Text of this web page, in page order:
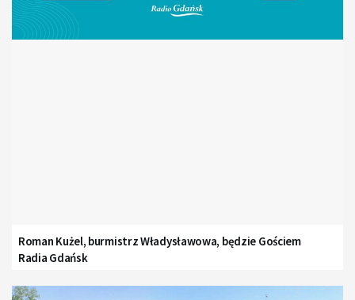
Roman Kużel, burmistrz Władysławowa, będzie Gościem
Radia Gdańsk